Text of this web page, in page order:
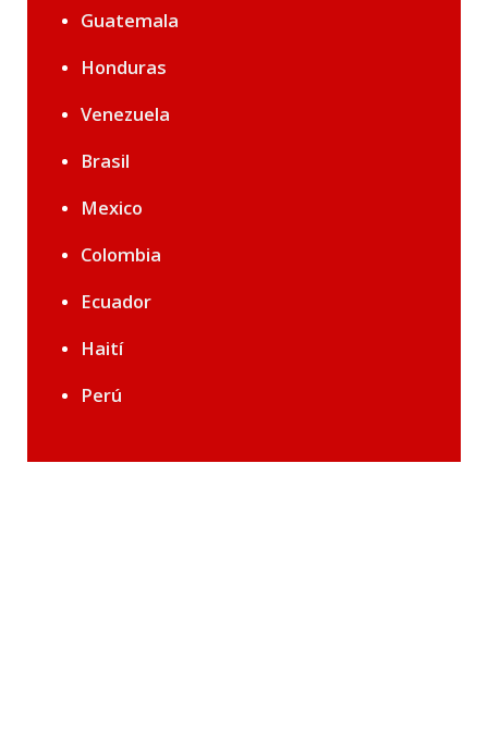
Guatemala
Honduras
Venezuela
Brasil
Mexico
Colombia
Ecuador
Haití
Perú